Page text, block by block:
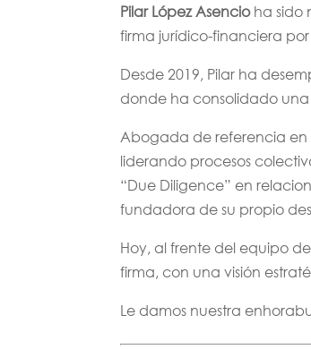
Pilar López Asencioha sido
firma jurídico-financiera
Desde 2019, Pilar ha
donde ha consolidado
Abogada de referencia en
liderando procesos
“Due Diligence” en
fundadora de su propio
Hoy, al frente del equipo
firma, con una visión
Le damos nuestra